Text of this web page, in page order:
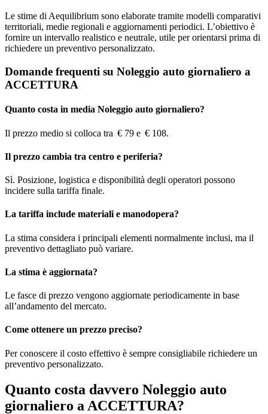
Le stime di Aequilibrium sono elaborate tramite modelli comparativi
territoriali, medie regionali e aggiornamenti periodici. L’obiettivo è
fornire un intervallo realistico e neutrale, utile per orientarsi prima di
richiedere un preventivo personalizzato.
Domande frequenti su Noleggio auto giornaliero a
ACCETTURA
Quanto costa in media Noleggio auto giornaliero?
Il prezzo medio si colloca tra € 79 e € 108.
Il prezzo cambia tra centro e periferia?
Sì. Posizione, logistica e disponibilità degli operatori possono
incidere sulla tariffa finale.
La tariffa include materiali e manodopera?
La stima considera i principali elementi normalmente inclusi, ma il
preventivo dettagliato può variare.
La stima è aggiornata?
Le fasce di prezzo vengono aggiornate periodicamente in base
all’andamento del mercato.
Come ottenere un prezzo preciso?
Per conoscere il costo effettivo è sempre consigliabile richiedere un
preventivo personalizzato.
Quanto costa davvero Noleggio auto
giornaliero a ACCETTURA?